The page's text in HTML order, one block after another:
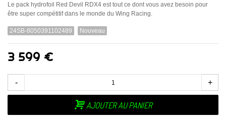
Le pack hydrofoil Red Devil RDX4 est tout ce dont vous avez besoin pour
être super compétitif dans le monde du Wing Racing.
24SB-8050391102489 Nouveau
3 599 €
- +
AJOUTER AU PANIER